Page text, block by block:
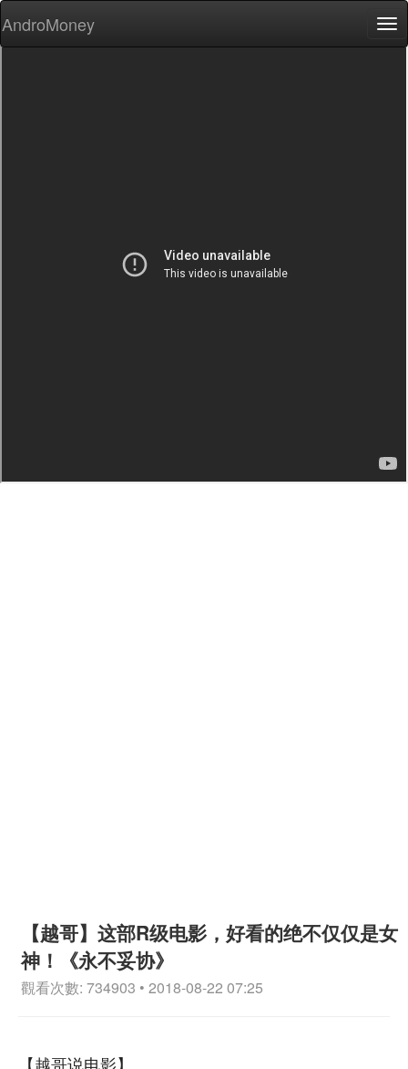
AndroMoney
【越哥】这部R级电影，好看的绝不仅仅是女
神！《永不妥协》
觀看次數: 734903 • 2018-08-22 07:25
【越哥说电影】